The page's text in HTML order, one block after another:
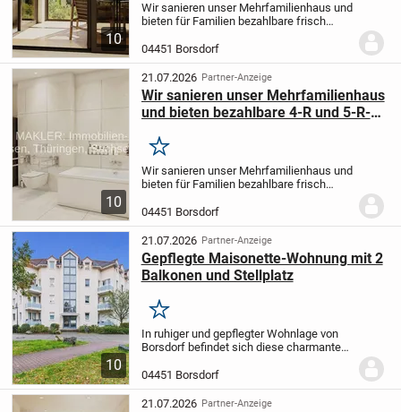
10
Wir sanieren unser Mehrfamilienhaus und
bieten für Familien bezahlbare frisch
Raumwohnungen an, meistens mit
Balkon oder Loggia.Bitte melden Sie sich
bei Interesse...
04451 Borsdorf
10
21.07.2026 Partner-Anzeige
Wir sanieren unser Mehrfamilienhaus
und bieten bezahlbare 4-R und 5-R-
Merken
Wir sanieren unser Mehrfamilienhaus und
bieten für Familien bezahlbare frisch
Raumwohnungen an, meistens mit
Balkon oder Loggia.Bitte melden Sie sich
bei Interesse...
04451 Borsdorf
10
21.07.2026 Partner-Anzeige
Gepflegte Maisonette-Wohnung mit 2
Balkonen und Stellplatz
Merken
In ruhiger und gepflegter Wohnlage von
Borsdorf befindet sich diese charmante
Wassergraben 9. Sie verbindet eine
angenehme Nachbarschaft mit idealer
Anbindung an...
04451 Borsdorf
21.07.2026 Partner-Anzeige